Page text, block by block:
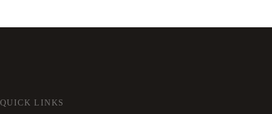
QUICK LINKS